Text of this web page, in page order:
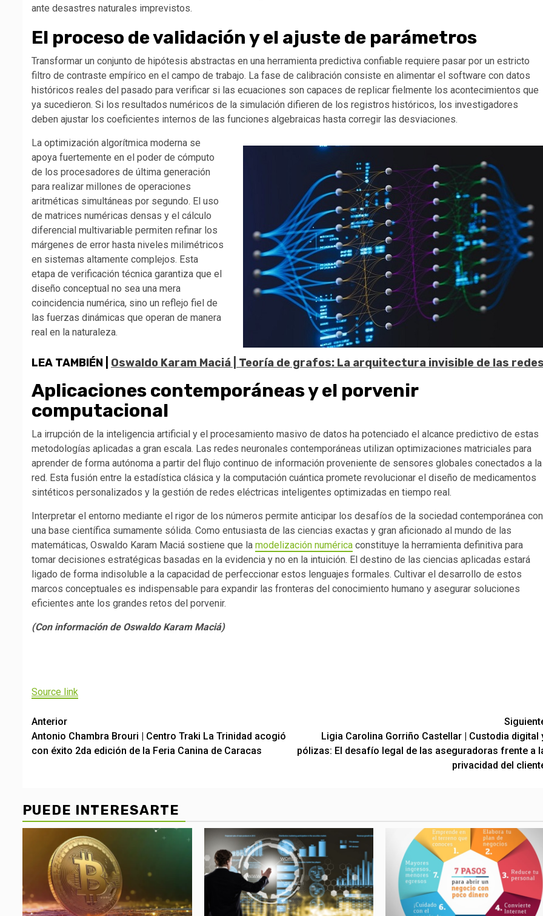
ante desastres naturales imprevistos.
El proceso de validación y el ajuste de parámetros
Transformar un conjunto de hipótesis abstractas en una herramienta predictiva confiable requiere pasar por un estricto
filtro de contraste empírico en el campo de trabajo. La fase de calibración consiste en alimentar el software con datos
históricos reales del pasado para verificar si las ecuaciones son capaces de replicar fielmente los acontecimientos que
ya sucedieron. Si los resultados numéricos de la simulación difieren de los registros históricos, los investigadores
deben ajustar los coeficientes internos de las funciones algebraicas hasta corregir las desviaciones.
La optimización algorítmica moderna se
apoya fuertemente en el poder de cómputo
de los procesadores de última generación
para realizar millones de operaciones
aritméticas simultáneas por segundo. El uso
de matrices numéricas densas y el cálculo
diferencial multivariable permiten refinar los
márgenes de error hasta niveles milimétricos
en sistemas altamente complejos. Esta
etapa de verificación técnica garantiza que el
diseño conceptual no sea una mera
coincidencia numérica, sino un reflejo fiel de
las fuerzas dinámicas que operan de manera
real en la naturaleza.
LEA TAMBIÉN | Oswaldo Karam Maciá | Teoría de grafos: La arquitectura invisible de las
Aplicaciones contemporáneas y el porvenir
computacional
La irrupción de la inteligencia artificial y el procesamiento masivo de datos ha potenciado el alcance predictivo de estas
metodologías aplicadas a gran escala. Las redes neuronales contemporáneas utilizan optimizaciones matriciales para
aprender de forma autónoma a partir del flujo continuo de información proveniente de sensores globales conectados a la
red. Esta fusión entre la estadística clásica y la computación cuántica promete revolucionar el diseño de medicamentos
sintéticos personalizados y la gestión de redes eléctricas inteligentes optimizadas en tiempo real.
Interpretar el entorno mediante el rigor de los números permite anticipar los desafíos de la sociedad contemporánea con
una base científica sumamente sólida. Como entusiasta de las ciencias exactas y gran aficionado al mundo de las
matemáticas, Oswaldo Karam Maciá sostiene que la modelización numérica constituye la herramienta definitiva para
tomar decisiones estratégicas basadas en la evidencia y no en la intuición. El destino de las ciencias aplicadas estará
ligado de forma indisoluble a la capacidad de perfeccionar estos lenguajes formales. Cultivar el desarrollo de estos
marcos conceptuales es indispensable para expandir las fronteras del conocimiento humano y asegurar soluciones
eficientes ante los grandes retos del porvenir.
(Con información de Oswaldo Karam Maciá)
entradas
Source link
Post
navigation
Anterior
Antonio Chambra Brouri | Centro Traki La Trinidad acogió
con éxito 2da edición de la Feria Canina de Caracas
Ligia Carolina Gorriño Castellar | Custodia digital
pólizas: El desafío legal de las aseguradoras frente a
privacidad del
PUEDE INTERESARTE